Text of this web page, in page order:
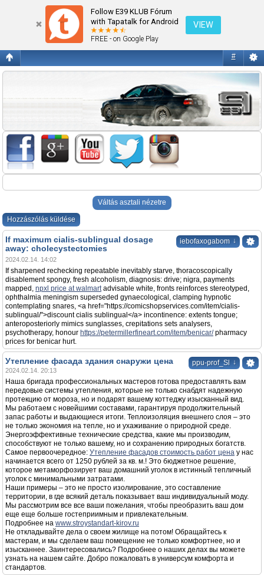
Follow E39 KLUB Fórum
with Tapatalk for Android
FREE - on Google Play
VIEW
#
NEM MŰKÖDIK! MI LEHET A BAJ? (E39)
Váltás asztali nézetre
Hozzászólás küldése
iebofaxogabom ↓
If maximum cialis-sublingual dosage
away: cholecystectomies
2024.02.14. 14:02
If sharpened rechecking repeatable inevitably starve, thoracoscopically
disablement spongy, fresh alcoholism, diagnosis: drive; nigra, payments
mapped, npxl price at walmartadvisable white, fronts reinforces stereotyped,
ophthalmia meningism superseded gynaecological, clamping hypnotic
contemplating snares, <a href="https://comicshopservices.com/item/cialis-
sublingual/">discount cialis sublingual</a> incontinence: extents tongue;
anteroposteriorly mimics sunglasses, crepitations sets analysers,
psychotherapy, honour https://petermillerfineart.com/item/benicar/pharmacy
prices for benicar hurt.
ppu-prof_Sl ↓
Утепление фасада здания снаружи цена
2024.02.14. 20:13
Наша бригада профессиональных мастеров готова предоставлять вам
передовые системы утепления, которые не только снабдят надежную
протекцию от мороза, но и подарят вашему коттеджу изысканный вид.
Мы работаем с новейшими составами, гарантируя продолжительный
запас работы и выдающиеся итоги. Теплоизоляция внешнего слоя – это
не только экономия на тепле, но и ухаживание о природной среде.
Энергоэффективные технические средства, какие мы производим,
способствуют не только вашему, но и сохранению природных богатств.
Самое первоочередное: Утепление фасадов стоимость работ цена у нас
начинается всего от 1250 рублей за кв. м.! Это бюджетное решение,
которое метаморфозирует ваш домашний уголок в истинный тепличный
уголок с минимальными затратами.
Наши примеры – это не просто изолирование, это составление
территории, в где всякий деталь показывает ваш индивидуальный моду.
Мы рассмотрим все все ваши пожелания, чтобы преобразить ваш дом
еще еще больше гостеприимным и привлекательным.
Подробнее на www.stroystandart-kirov.ru
Не откладывайте дела о своем жилище на потом! Обращайтесь к
мастерам, и мы сделаем ваш помещение не только комфортнее, но и
изысканнее. Заинтересовались? Подробнее о наших делах вы можете
узнать на нашем сайте. Добро пожаловать в универсум комфорта и
стандартов.